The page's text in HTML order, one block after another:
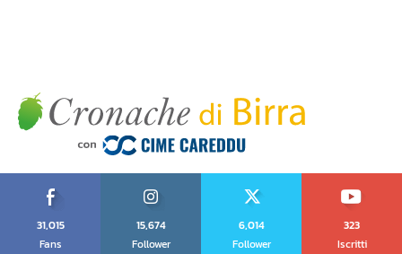
31,015
Fans
15,674
Follower
6,014
Follower
323
Iscritti